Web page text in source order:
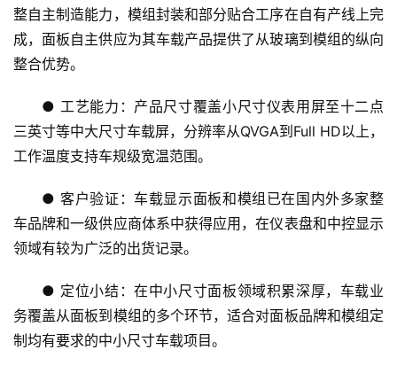
首
页
闻
资
讯
整自主制造能力，模组封装和部分贴合工序在自有产线上完
成，面板自主供应为其车载产品提供了从玻璃到模组的纵向
整合优势。
● 工艺能力：产品尺寸覆盖小尺寸仪表用屏至十二点
三英寸等中大尺寸车载屏，分辨率从QVGA到Full HD以上，
工作温度支持车规级宽温范围。
● 客户验证：车载显示面板和模组已在国内外多家整
车品牌和一级供应商体系中获得应用，在仪表盘和中控显示
领域有较为广泛的出货记录。
● 定位小结：在中小尺寸面板领域积累深厚，车载业
务覆盖从面板到模组的多个环节，适合对面板品牌和模组定
制均有要求的中小尺寸车载项目。